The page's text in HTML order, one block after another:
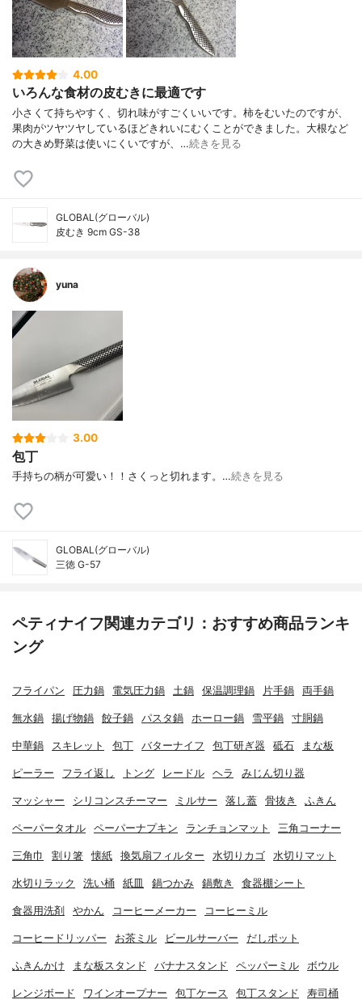
4.00
いろんな食材の皮むきに最適です
小さくて持ちやすく、切れ味がすごくいいです。柿をむいたのですが、
果肉がツヤツヤしているほどきれいにむくことができました。大根など
の大きめ野菜は使いにくいですが、…続きを見る
GLOBAL(グローバル)
皮むき 9cm GS-38
yuna
3.00
包丁
手持ちの柄が可愛い！！さくっと切れます。…続きを見る
GLOBAL(グローバル)
三徳 G-57
ペティナイフ関連カテゴリ：おすすめ商品ランキ
ング
フライパン 圧力鍋 電気圧力鍋 土鍋 保温調理鍋 片手鍋 両手鍋
無水鍋 揚げ物鍋 餃子鍋 パスタ鍋 ホーロー鍋 雪平鍋 寸胴鍋
中華鍋 スキレット 包丁 バターナイフ 包丁研ぎ器 砥石 まな板
ピーラー フライ返し トング レードル ヘラ みじん切り器
マッシャー シリコンスチーマー ミルサー 落し蓋 骨抜き ふきん
ペーパータオル ペーパーナプキン ランチョンマット 三角コーナー
三角巾 割り箸 懐紙 換気扇フィルター 水切りカゴ 水切りマット
水切りラック 洗い桶 紙皿 鍋つかみ 鍋敷き 食器棚シート
食器用洗剤 やかん コーヒーメーカー コーヒーミル
コーヒードリッパー お茶ミル ビールサーバー だしポット
ふきんかけ まな板スタンド バナナスタンド ペッパーミル ボウル
レンジボード ワインオープナー 包丁ケース 包丁スタンド 寿司桶